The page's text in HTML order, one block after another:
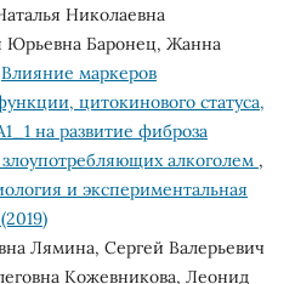
Николаевна
Юрьевна Баронец, Жанна
Влияние маркеров
цитокинового статуса,
на развитие фиброза
алкоголем ,
и экспериментальная
Лямина, Сергей Валерьевич
Кожевникова, Леонид